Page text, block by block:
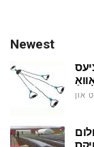
Newest